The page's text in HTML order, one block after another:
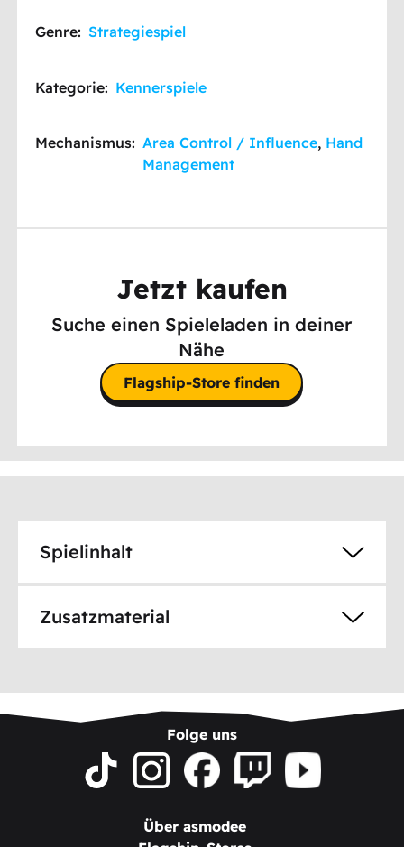
Genre: Strategiespiel
Kategorie: Kennerspiele
Mechanismus: Area Control / Influence, Hand
Management
Jetzt kaufen
Suche einen Spieleladen in deiner
Nähe
Flagship-Store finden
Spielinhalt
Zusatzmaterial
Folge uns
Über asmodee